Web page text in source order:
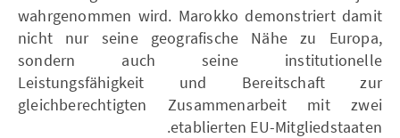
wahrgenommen wird. Marokko demonstriert damit
nicht nur seine geografische Nähe zu Europa,
sondern auch seine institutionelle
Leistungsfähigkeit und Bereitschaft zur
gleichberechtigten Zusammenarbeit mit zwei
etablierten EU-Mitgliedstaaten.